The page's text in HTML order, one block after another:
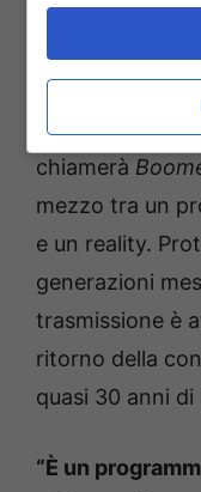
la mamma
anche nel
timone la bella
lontano dalla
chiamerà
mezzo tra un
e un reality.
generazioni
trasmissione è
ritorno della
quasi 30 anni di
“È un